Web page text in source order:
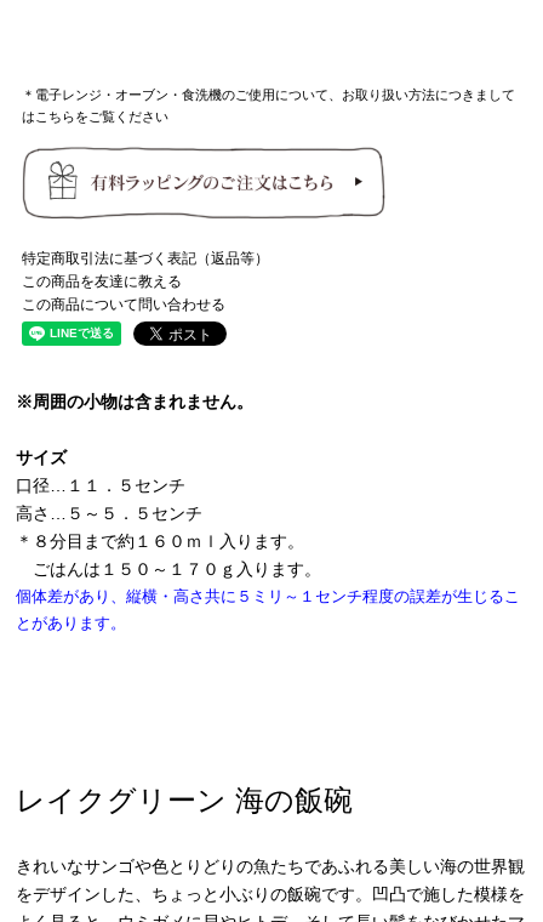
＊電子レンジ・オーブン・食洗機のご使用について、お取り扱い方法につきまして
はこちらをご覧ください
特定商取引法に基づく表記（返品等）
この商品を友達に教える
この商品について問い合わせる
※周囲の小物は含まれません。
サイズ
口径…１１．５センチ
高さ…５～５．５センチ
＊８分目まで約１６０ｍｌ入ります。
ごはんは１５０～１７０ｇ入ります。
個体差があり、縦横・高さ共に５ミリ～１センチ程度の誤差が生じるこ
とがあります。
レイクグリーン 海の飯碗
きれいなサンゴや色とりどりの魚たちであふれる美しい海の世界観
をデザインした、ちょっと小ぶりの飯碗です。凹凸で施した模様を